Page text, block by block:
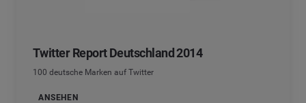
Twitter Report Deutschland 2014
100 deutsche Marken auf Twitter
ANSEHEN